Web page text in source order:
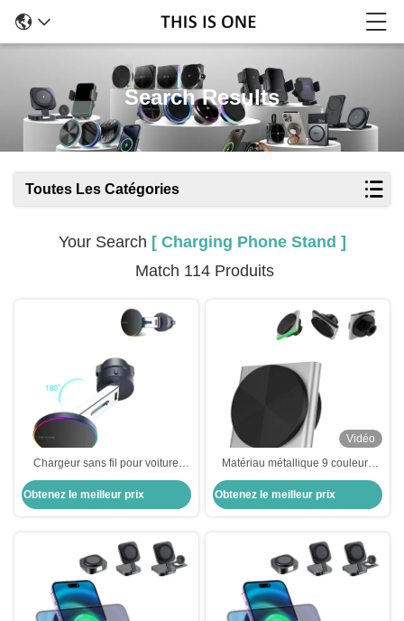
Search Results
Toutes Les Catégories
Your Search [ Charging Phone Stand ]
Match 114 Produits
Chargeur sans fil pour voiture
personnalisé pliable avec lumière
ambiante 9 couleurs
Obtenez le meilleur prix
Vidéo
Matériau métallique 9 couleurs
RGB effet de lumière voiture sans
fil montée charge rapide ultra-
mince design
Obtenez le meilleur prix